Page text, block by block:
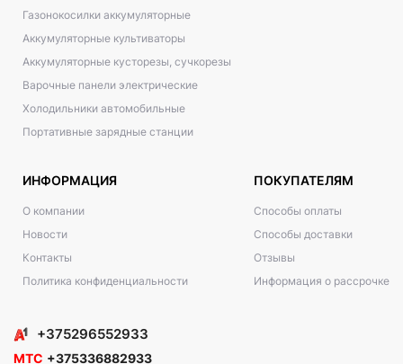
Газонокосилки аккумуляторные
Аккумуляторные культиваторы
Аккумуляторные кусторезы, сучкорезы
Варочные панели электрические
Холодильники автомобильные
Портативные зарядные станции
ИНФОРМАЦИЯ
О компании
Новости
Контакты
Политика конфиденциальности
ПОКУПАТЕЛЯМ
Способы оплаты
Способы доставки
Отзывы
Информация о рассрочке
+375296552933
МТС +375336882933